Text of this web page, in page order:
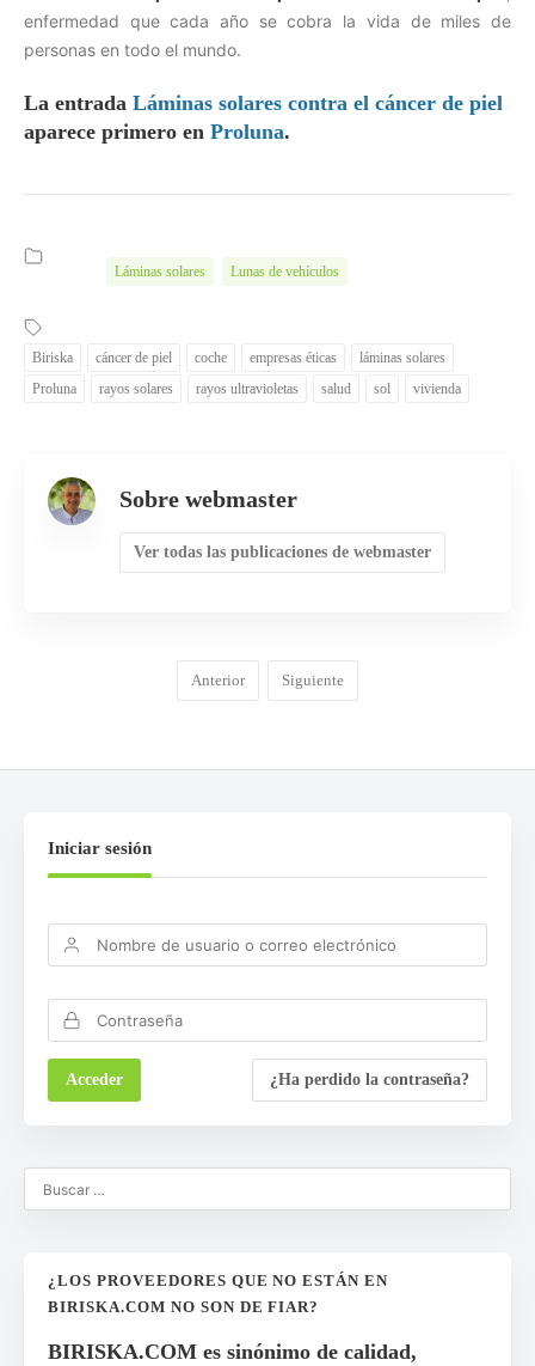
enfermedad que cada año se cobra la vida de miles de
personas en todo el mundo.
La entrada Láminas solares contra el cáncer de piel
aparece primero en Proluna.
Láminas solares Lunas de vehículos
Biriska cáncer de piel coche empresas éticas
láminas solares
Proluna
rayos solares rayos ultravioletas salud sol vivienda
Sobre webmaster
Ver todas las publicaciones de webmaster
Anterior Siguiente
Iniciar sesión
¿Ha perdido la contraseña?
¿LOS PROVEEDORES QUE NO ESTÁN EN
BIRISKA.COM NO SON DE FIAR?
BIRISKA.COM es sinónimo de calidad,